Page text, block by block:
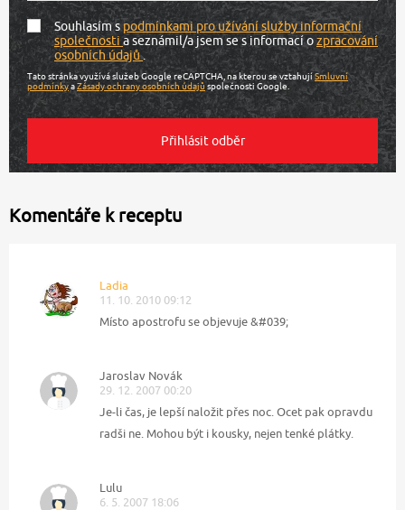
Souhlasím spodmínkami pro užívání služby informační
společnostia seznámil/a jsem se s informací ozpracování
osobních údajů.
Tato stránka využívá služeb Google reCAPTCHA, na kterou se vztahujíSmluvní
podmínkyaZásady ochrany osobních údajů společnosti Google.
Komentáře k receptu
Ladia
11. 10. 2010 09:12
Místo apostrofu se objevuje &#039;
Jaroslav Novák
29. 12. 2007 00:20
Je-li čas, je lepší naložit přes noc. Ocet pak opravdu
radši ne. Mohou být i kousky, nejen tenké plátky.
Lulu
6. 5. 2007 18:06